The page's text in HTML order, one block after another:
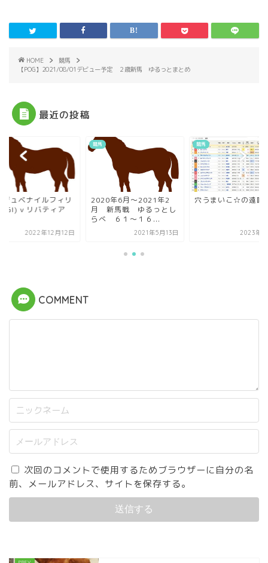
HOME
競馬
【POG】2021/08/01デビュー予定 ２歳新馬 ゆるっとまとめ
最近の投稿
年6月〜2021年2
馬戦 ゆるっとし
2021年5月13日
競馬
穴うまいこ☆の遠吠え
2023年9月3日
競馬
阪神ジュベナイルフ
2022年12
COMMENT
次回のコメントで使用するためブラウザーに自分の名
前、メールアドレス、サイトを保存する。